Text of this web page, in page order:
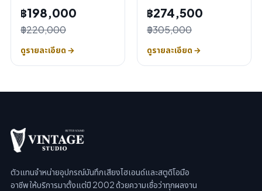
฿198,000
฿220,000
ดูรายละเอียด →
฿274,500
฿305,000
ดูรายละเอียด →
ตัวแทนจำหน่ายอุปกรณ์บันทึกเสียงไฮเอนด์และสตูดิโอมือ
อาชีพ ให้บริการมาตั้งแต่ปี 2002 ด้วยความเชื่อว่าทุกผลงาน